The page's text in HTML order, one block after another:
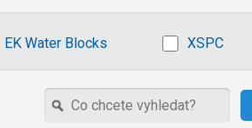
EK Water Blocks XSPC